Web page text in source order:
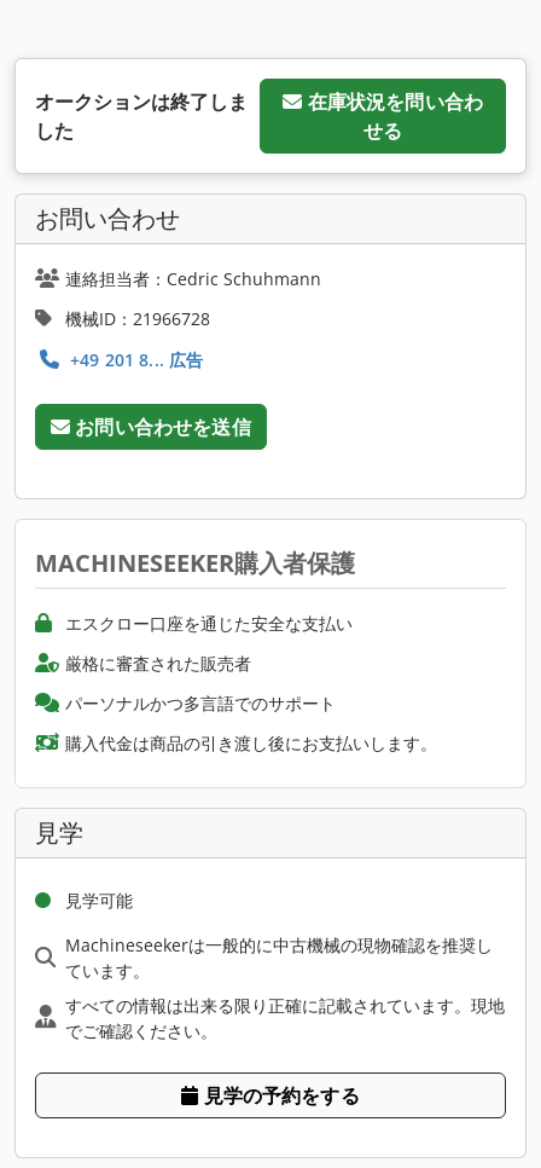
オークションは終了しま
した
在庫状況を問い合わ
せる
お問い合わせ
連絡担当者：Cedric Schuhmann
機械ID：21966728
+49 201 8... 広告
お問い合わせを送信
MACHINESEEKER購入者保護
エスクロー口座を通じた安全な支払い
厳格に審査された販売者
パーソナルかつ多言語でのサポート
購入代金は商品の引き渡し後にお支払いします。
見学
見学可能
Machineseekerは一般的に中古機械の現物確認を推奨し
ています。
すべての情報は出来る限り正確に記載されています。現地
でご確認ください。
見学の予約をする